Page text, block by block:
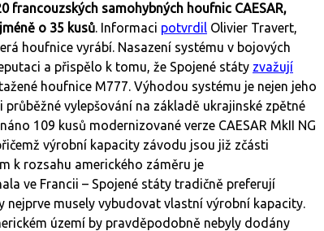
francouzských samohybných houfnic CAESAR,
o 35 kusů. Informaci potvrdil Olivier Travert,
houfnice vyrábí. Nasazení systému v bojových
a přispělo k tomu, že Spojené státy zvažují
houfnice M777. Výhodou systému je nejen jeho
vylepšování na základě ukrajinské zpětné
109 kusů modernizované verze CAESAR MkII NG
výrobní kapacity závodu jsou již zčásti
k rozsahu amerického záměru je
ve Francii – Spojené státy tradičně preferují
musely vybudovat vlastní výrobní kapacity.
území by pravděpodobně nebyly dodány